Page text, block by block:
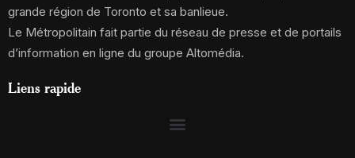
grande région de Toronto et sa banlieue.
Le Métropolitain fait partie du réseau de presse et de portails
d’information en ligne du groupe Altomédia.
Liens rapide